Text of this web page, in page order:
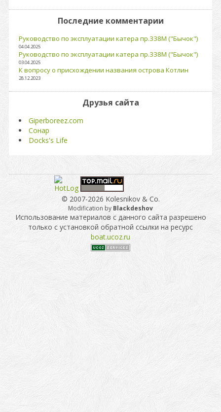
Последние комментарии
Руководство по эксплуатации катера пр.338М ("Бычок")
04.04.2025
Руководство по эксплуатации катера пр.338М ("Бычок")
03.04.2025
К вопросу о присхождении названия острова Котлин
28.12.2023
Друзья сайта
Giperboreez.com
Сонар
Docks's Life
© 2007-2026 Kolesnikov & Co.
Modification by Blackdeshov
Использование материалов с данного сайта разрешено
только с установкой обратной ссылки на ресурс
boat.ucoz.ru